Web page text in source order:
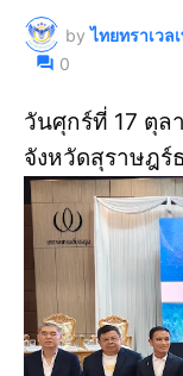
by ไทยทราเวล
0
วันศุกร์ที่ 17 ตุล
จังหวัดสุราษฎร์